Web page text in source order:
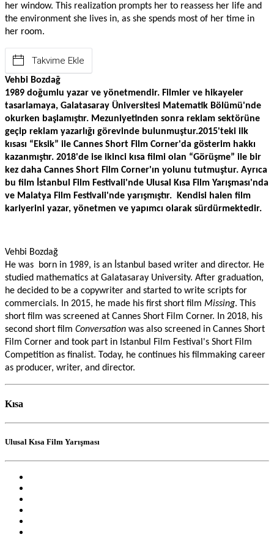
her window. This realization prompts her to reassess her life and
the environment she lives in, as she spends most of her time in
her room.
Takvime Ekle
Vehbi Bozdağ
1989 doğumlu yazar ve yönetmendir. Filmler ve hikayeler
tasarlamaya, Galatasaray Üniversitesi Matematik Bölümü'nde
okurken başlamıştır. Mezuniyetinden sonra reklam sektörüne
geçip reklam yazarlığı görevinde bulunmuştur.2015'teki ilk
kısası “Eksik” ile Cannes Short Film Corner'da gösterim hakkı
kazanmıştır. 2018'de ise ikinci kısa filmi olan “Görüşme” ile bir
kez daha Cannes Short Film Corner'ın yolunu tutmuştur. Ayrıca
bu film İstanbul Film Festivali'nde Ulusal Kısa Film Yarışması'nda
ve Malatya Film Festivali'nde yarışmıştır.  Kendisi halen film
kariyerini yazar, yönetmen ve yapımcı olarak sürdürmektedir.
Vehbi Bozdağ
He was  born in 1989, is an İstanbul based writer and director. He
studied mathematics at Galatasaray University. After graduation,
he decided to be a copywriter and started to write scripts for
commercials. In 2015, he made his first short film Missing. This
short film was screened at Cannes Short Film Corner. In 2018, his
second short film Conversation was also screened in Cannes Short
Film Corner and took part in Istanbul Film Festival's Short Film
Competition as finalist. Today, he continues his filmmaking career
as producer, writer, and director.
Kısa
Ulusal Kısa Film Yarışması